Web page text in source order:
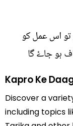
تو اس عمل کو
ہو جاۓ گا
Kapro Ke
Discover a
including topics